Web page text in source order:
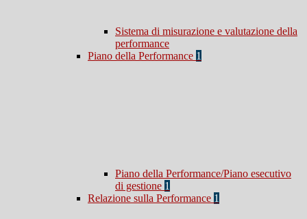
Sistema di misurazione e valutazione della
performance
Piano della Performance 1
Piano della Performance/Piano esecutivo
di gestione 1
Relazione sulla Performance 1